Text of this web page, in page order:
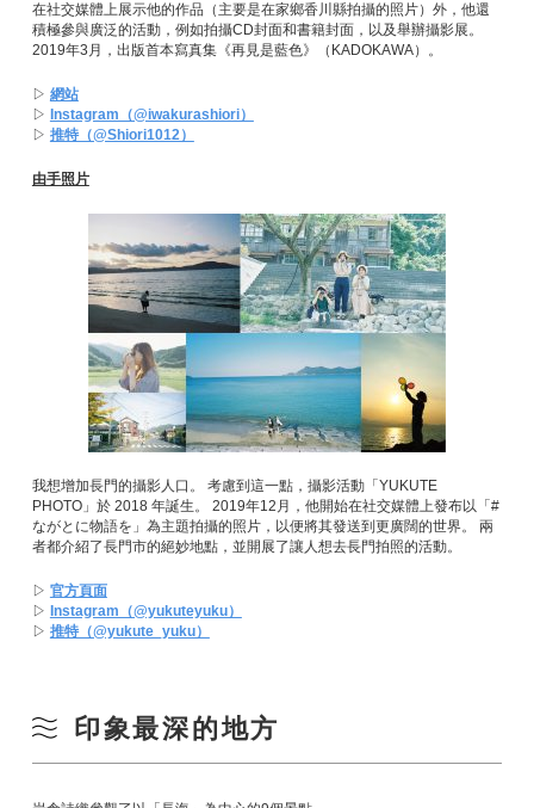
在社交媒體上展示他的作品（主要是在家鄉香川縣拍攝的照片）外，他還
積極參與廣泛的活動，例如拍攝CD封面和書籍封面，以及舉辦攝影展。
2019年3月，出版首本寫真集《再見是藍色》（KADOKAWA）。
▷ 網站
▷ Instagram（@iwakurashiori）
▷ 推特（@Shiori1012）
由手照片
我想增加長門的攝影人口。 考慮到這一點，攝影活動「YUKUTE
PHOTO」於 2018 年誕生。 2019年12月，他開始在社交媒體上發布以「#
ながとに物語を」為主題拍攝的照片，以便將其發送到更廣闊的世界。 兩
者都介紹了長門市的絕妙地點，並開展了讓人想去長門拍照的活動。
▷ 官方頁面
▷ Instagram（@yukuteyuku）
▷ 推特（@yukute_yuku）
印象最深的地方